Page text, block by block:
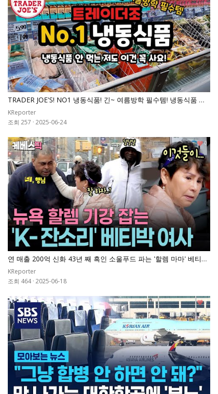
TRADER JOE'S! NO1 냉동식품! 긴~ 여름방학 필수템! 냉동식품 피
하는 저도 이건 꼭 사요!
KReporter
조회 257 · 2025-06-24
연 매출 200억 신화 43년 째 흑인 소울푸드 파는 '할렘 마마' 베티박
ㅣ KBS 크레이지 리치 코리안
KReporter
조회 464 · 2025-06-18
0
0